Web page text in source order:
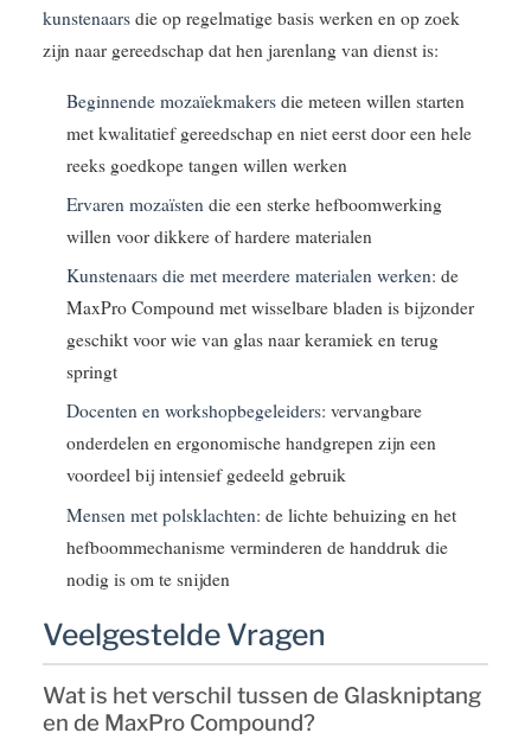
kunstenaars die op regelmatige basis werken en op zoek
zijn naar gereedschap dat hen jarenlang van dienst is:
Beginnende mozaïekmakers die meteen willen starten
met kwalitatief gereedschap en niet eerst door een hele
reeks goedkope tangen willen werken
Ervaren mozaïsten die een sterke hefboomwerking
willen voor dikkere of hardere materialen
Kunstenaars die met meerdere materialen werken: de
MaxPro Compound met wisselbare bladen is bijzonder
geschikt voor wie van glas naar keramiek en terug
springt
Docenten en workshopbegeleiders: vervangbare
onderdelen en ergonomische handgrepen zijn een
voordeel bij intensief gedeeld gebruik
Mensen met polsklachten: de lichte behuizing en het
hefboommechanisme verminderen de handdruk die
nodig is om te snijden
Veelgestelde Vragen
Wat is het verschil tussen de Glaskniptang
en de MaxPro Compound?